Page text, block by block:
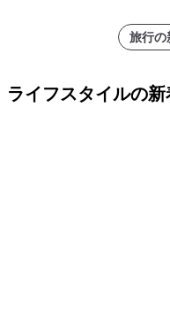
旅行の
ライフスタイルの新